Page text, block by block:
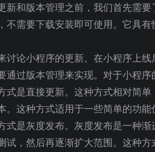
新和版本管理之前，我们首先需
不需要下载安装即可使用。它具
讨论小程序的更新。在小程序上
通过版本管理来实现。对于小程序
式是直接更新。这种方式相对简
。这种方式适用于一些简单的功能
式是灰度发布。灰度发布是一种
试，然后再逐渐扩大范围。这种